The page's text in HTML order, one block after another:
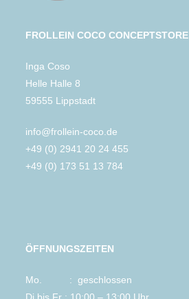
FROLLEIN COCO CONCEPTSTORE
Inga Coso
Helle Halle 8
59555 Lippstadt
info@frollein-coco.de
+49 (0) 2941 20 24 455
+49 (0) 173 51 13 784
ÖFFNUNGSZEITEN
Mo. : geschlossen
Di bis Fr : 10:00 – 13:00 Uhr